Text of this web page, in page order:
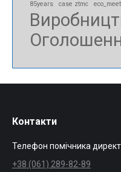
85years case ztmc
Контакти
Телефон помічника
+38 (061) 289-82-89